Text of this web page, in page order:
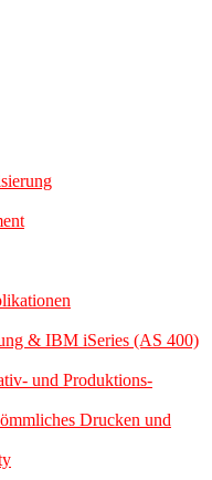
a>
& IBM iSeries (AS 400)
und Produktions-
Drucken und